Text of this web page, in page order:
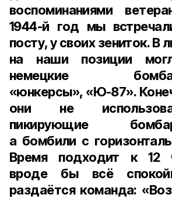
воспоминаниями
1944-й год мы
посту, у своих зениток. В
на наши позиции
немецкие
«юнкерсы», «Ю-87».
они не
пикирующие
а бомбили с
Время подходит к 12
вроде бы всё
раздаётся команда: